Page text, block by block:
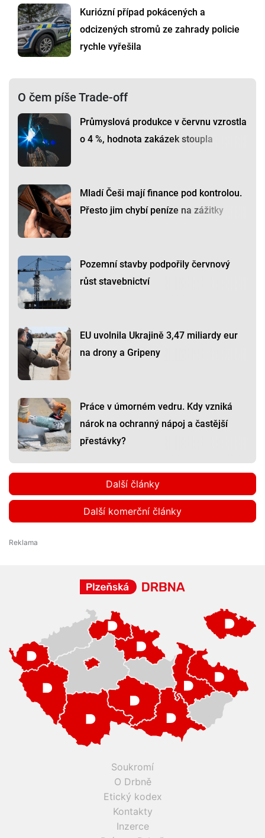
Kuriózní případ pokácených a
odcizených stromů ze zahrady policie
rychle vyřešila
O čem píše Trade-off
Průmyslová produkce v červnu vzrostla
o 4 %, hodnota zakázek stoupla
Mladí Češi mají finance pod kontrolou.
Přesto jim chybí peníze na zážitky
Pozemní stavby podpořily červnový
růst stavebnictví
EU uvolnila Ukrajině 3,47 miliardy eur
na drony a Gripeny
Práce v úmorném vedru. Kdy vzniká
nárok na ochranný nápoj a častější
přestávky?
Další články
Další komerční články
Soukromí
O Drbně
Etický kodex
Kontakty
Inzerce